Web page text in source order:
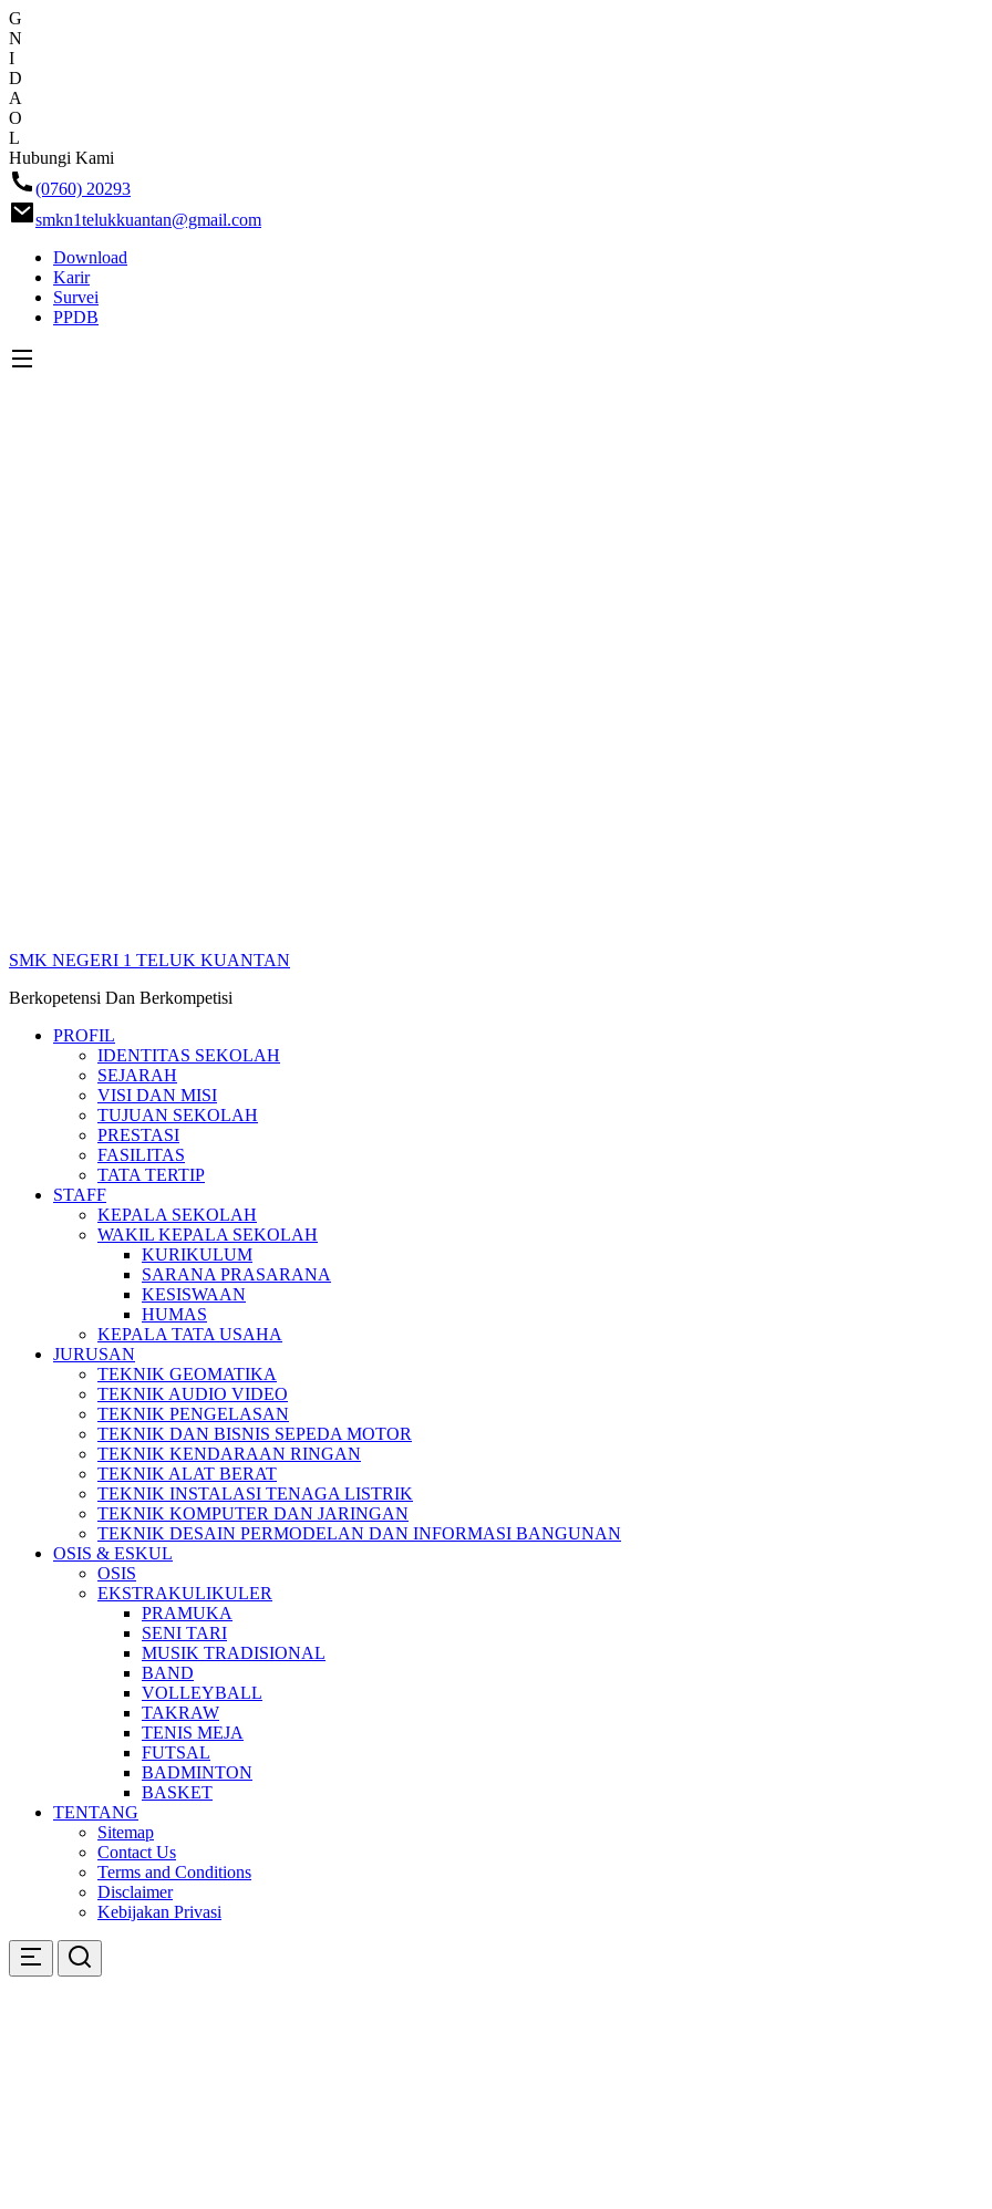
G
N
I
D
A
O
L
Skip
ke
konten
Hubungi Kami
(0760) 20293
smkn1telukkuantan@gmail.com
Download
Karir
Survei
PPDB
SMK NEGERI 1 TELUK KUANTAN
Berkopetensi Dan Berkompetisi
PROFIL
IDENTITAS SEKOLAH
SEJARAH
VISI DAN MISI
TUJUAN SEKOLAH
PRESTASI
FASILITAS
TATA TERTIP
STAFF
KEPALA SEKOLAH
WAKIL KEPALA SEKOLAH
KURIKULUM
SARANA PRASARANA
KESISWAAN
HUMAS
KEPALA TATA USAHA
JURUSAN
TEKNIK GEOMATIKA
TEKNIK AUDIO VIDEO
TEKNIK PENGELASAN
TEKNIK DAN BISNIS SEPEDA MOTOR
TEKNIK KENDARAAN RINGAN
TEKNIK ALAT BERAT
TEKNIK INSTALASI TENAGA LISTRIK
TEKNIK KOMPUTER DAN JARINGAN
TEKNIK DESAIN PERMODELAN DAN INFORMASI BANGUNAN
OSIS & ESKUL
OSIS
EKSTRAKULIKULER
PRAMUKA
SENI TARI
MUSIK TRADISIONAL
BAND
VOLLEYBALL
TAKRAW
TENIS MEJA
FUTSAL
BADMINTON
BASKET
TENTANG
Sitemap
Contact Us
Terms and Conditions
Disclaimer
Kebijakan Privasi